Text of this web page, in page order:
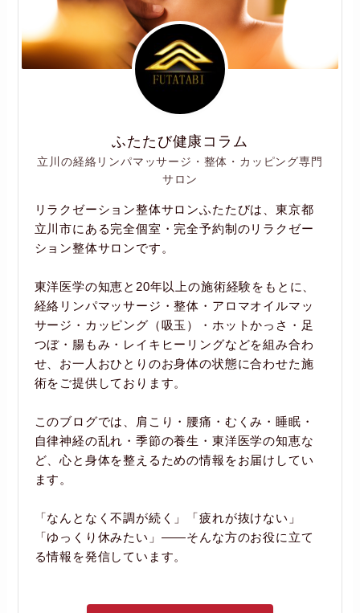
ふたたび健康コラム
立川の経絡リンパマッサージ・整体・カッピング専門
サロン
リラクゼーション整体サロンふたたびは、東京都
立川市にある完全個室・完全予約制のリラクゼー
ション整体サロンです。
東洋医学の知恵と20年以上の施術経験をもとに、
経絡リンパマッサージ・整体・アロマオイルマッ
サージ・カッピング（吸玉）・ホットかっさ・足
つぼ・腸もみ・レイキヒーリングなどを組み合わ
せ、お一人おひとりのお身体の状態に合わせた施
術をご提供しております。
このブログでは、肩こり・腰痛・むくみ・睡眠・
自律神経の乱れ・季節の養生・東洋医学の知恵な
ど、心と身体を整えるための情報をお届けしてい
ます。
「なんとなく不調が続く」「疲れが抜けない」
「ゆっくり休みたい」――そんな方のお役に立て
る情報を発信しています。